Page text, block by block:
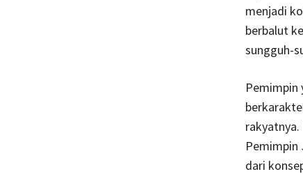
menjadi
berbalut
sungguh-
Pemimpin
Pemimpin
dari